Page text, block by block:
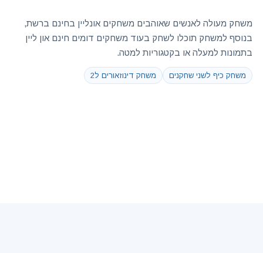
משחק מעולה לאנשים שאוהבים משחקים אונליין בחינם ברשת,
בנוסף למשחק תוכלו לשחק בעוד משחקים דומים חינם און ליין
בתמונות למעלה או בקטגוריות למטה.
משחק כיף לשני שחקנים משחק דינוזאורים ל2